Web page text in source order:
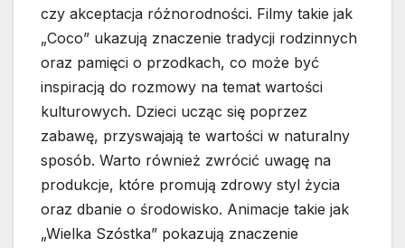
czy akceptacja różnorodności. Filmy takie jak
„Coco” ukazują znaczenie tradycji rodzinnych
oraz pamięci o przodkach, co może być
inspiracją do rozmowy na temat wartości
kulturowych. Dzieci ucząc się poprzez
zabawę, przyswajają te wartości w naturalny
sposób. Warto również zwrócić uwagę na
produkcje, które promują zdrowy styl życia
oraz dbanie o środowisko. Animacje takie jak
„Wielka Szóstka” pokazują znaczenie